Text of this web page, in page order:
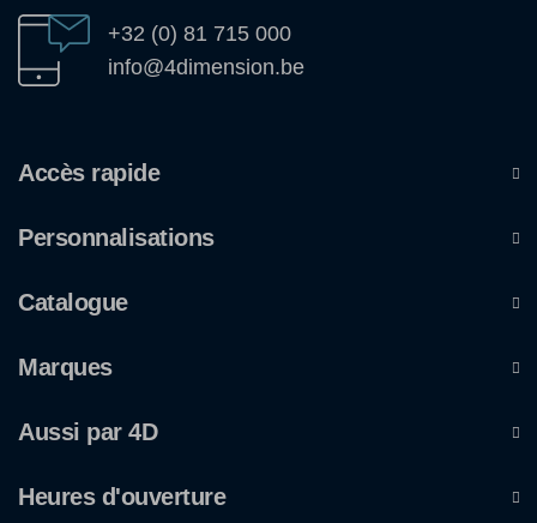
+32 (0) 81 715 000
info@4dimension.be
Accès rapide
Personnalisations
Catalogue
Marques
Aussi par 4D
Heures d'ouverture